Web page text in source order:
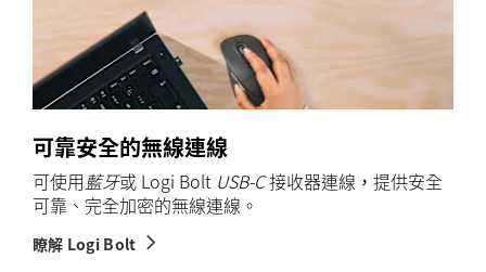
可靠安全的無線連線
可使用 藍牙或 Logi Bolt USB-C接收器連線，提供安全
可靠、完全加密的無線連線。
瞭解 Logi Bolt